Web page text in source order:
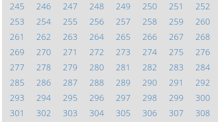
245
246 247 248 249 250 251
252
253
254 255 256 257 258 259
260
261
262 263 264 265 266 267
268
269
270 271 272 273 274 275
276
277
278 279 280 281 282 283
284
285
286 287 288 289 290 291
292
293
294 295 296 297 298 299
300
301
302 303 304 305 306 307
308